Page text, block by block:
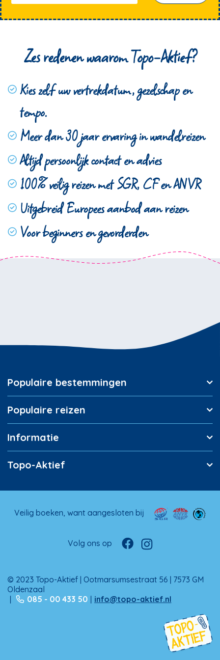
Zes redenen waarom Topo-Aktief?
Kies zelf uw vertrekdatum, gezelschap en
tempo.
Meer dan 30 jaar ervaring in wandelreizen
Altijd persoonlijk contact en advies
100% veilig reizen met SGR, CF en ANVR
Uitgebreid Europees aanbod aan reizen
Voor beginners en gevorderden
Populaire bestemmingen
Populaire reizen
Informatie
Topo-Aktief
Veilig boeken, want aangesloten bij
Volg ons op
© 2023 Topo-Aktief | Ootmarsumsestraat 56 | 7573 GM
Oldenzaal
|
085 - 00 433 50 | info@topo-aktief.nl